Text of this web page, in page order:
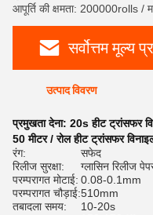
आपूर्ति की क्षमता: 200000rolls /
सर्वोत्तम मूल्य
उत्पाद विवरण
प्रमुखता देना: 20s हीट ट्रांसफर
50 मीटर / रोल हीट ट्रांसफर
रंग:
सफेद
रिलीज सुरक्षा:
ग्लासिन रिलीज
परम्परागत मोटाई: 0.08-0.1mm
परम्परागत चौड़ाई:510mm
तबादला समय:
10-20s